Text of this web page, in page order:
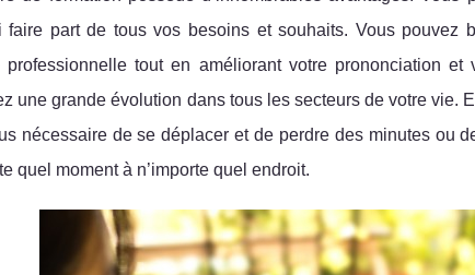
faire part de tous vos besoins et souhaits. Vous pouvez
professionnelle tout en améliorant votre prononciation
une grande évolution dans tous les secteurs de votre vie.
nécessaire de se déplacer et de perdre des minutes ou
quel moment à n’importe quel endroit.